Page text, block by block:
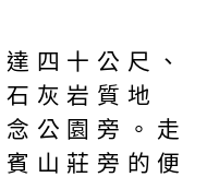
四十公尺、
灰岩質地
公園旁。走
山莊旁的便